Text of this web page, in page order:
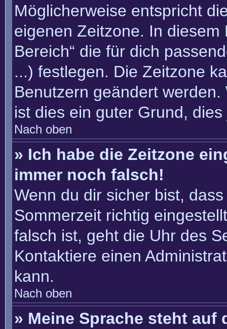
Möglicherweise entspricht
eigenen Zeitzone. In diesem
Bereich“ die für dich
...) festlegen. Die Zeitzone
Benutzern geändert
ist dies ein guter Grund,
Nach oben
» Ich habe die Zeitzone
immer noch falsch!
Wenn du dir sicher bist,
Sommerzeit richtig
falsch ist, geht die Uhr des
Kontaktiere einen
kann.
Nach oben
» Meine Sprache steht